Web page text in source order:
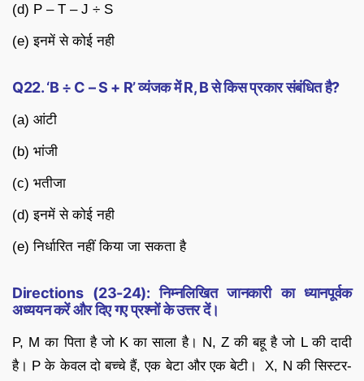
(d) P – T – J ÷ S
(e) इनमें से कोई नही
Q22. ‘B ÷ C – S + R’ व्यंजक में R, B से किस प्रकार संबंधित है?
(a) आंटी
(b) भांजी
(c) भतीजा
(d) इनमें से कोई नही
(e) निर्धारित नहीं किया जा सकता है
Directions (23-24): निम्नलिखित जानकारी का ध्यानपूर्वक
अध्ययन करें और दिए गए प्रश्नों के उत्तर दें।
P, M का पिता है जो K का साला है। N, Z की बहू है जो L की दादी
है। P के केवल दो बच्चे हैं, एक बेटा और एक बेटी। X, N की सिस्टर-